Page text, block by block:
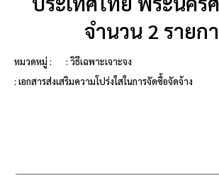
จำนวน 2 รายก
หมวดหมู่ :
: วิธีเฉพาะเจาะจง
: เอกสารส่งเสริมความโปร่งใสในการจัดซื้อจัดจ้าง